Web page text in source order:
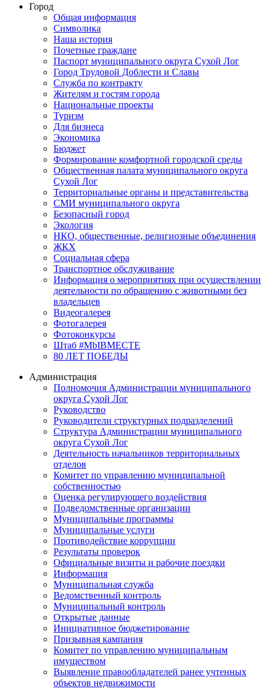
Город
Общая информация
Символика
Наша история
Почетные граждане
Паспорт муниципального округа Сухой Лог
Город Трудовой Доблести и Славы
Служба по контракту
Жителям и гостям города
Национальные проекты
Туризм
Для бизнеса
Экономика
Бюджет
Формирование комфортной городской среды
Общественная палата муниципального округа
Сухой Лог
Территориальные органы и представительства
СМИ муниципального округа
Безопасный город
Экология
НКО, общественные, религиозные объединения
ЖКХ
Социальная сфера
Транспортное обслуживание
Информация о мероприятиях при осуществлении
деятельности по обращению с животными без
владельцев
Видеогалерея
Фотогалерея
Фотоконкурсы
Штаб #MbIBMECTE
80 ЛЕТ ПОБЕДЫ
Администрация
Полномочия Администрации муниципального
округа Сухой Лог
Руководство
Руководители структурных подразделений
Структура Администрации муниципального
округа Сухой Лог
Деятельность начальников территориальных
отделов
Комитет по управлению муниципальной
собственностью
Оценка регулирующего воздействия
Подведомственные организации
Муниципальные программы
Муниципальные услуги
Противодействие коррупции
Результаты проверок
Официальные визиты и рабочие поездки
Информация
Муниципальная служба
Ведомственный контроль
Муниципальный контроль
Открытые данные
Инициативное бюджетирование
Призывная кампания
Комитет по управлению муниципальным
имуществом
Выявление правообладателей ранее учтенных
объектов недвижимости